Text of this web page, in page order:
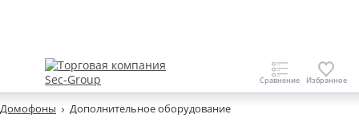
Домофоны Дополнительное оборудование